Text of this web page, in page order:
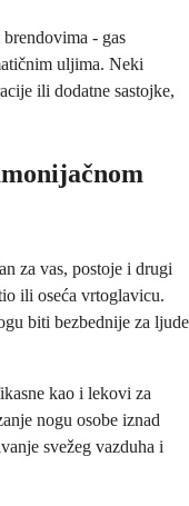
- gas
uljima. Neki
ili dodatne sastojke,
za vas, postoje i drugi
ili oseća vrtoglavicu.
biti bezbednije za ljude
kao i lekovi za
nogu osobe iznad
svežeg vazduha i